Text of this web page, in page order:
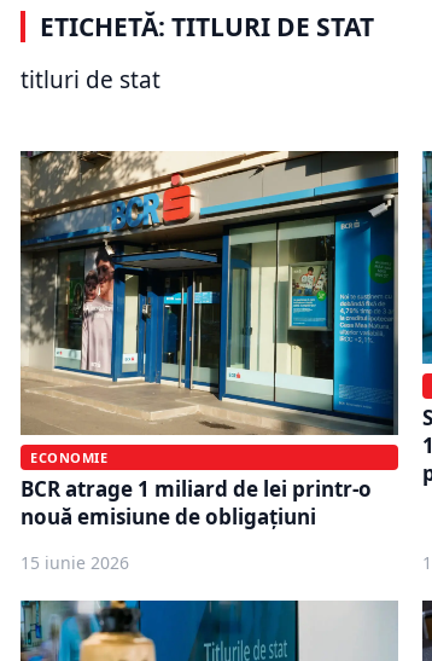
ETICHETĂ: TITLURI DE STAT
titluri de stat
Fidelis revine cu dobânzi de până la
7,50% în lei și 6,30% în euro.
Donatorii de sânge primesc condiții
ECONOMIE
BCR atrage 1 miliard de lei printr-o
nouă emisiune de obligațiuni
15 iunie 2026